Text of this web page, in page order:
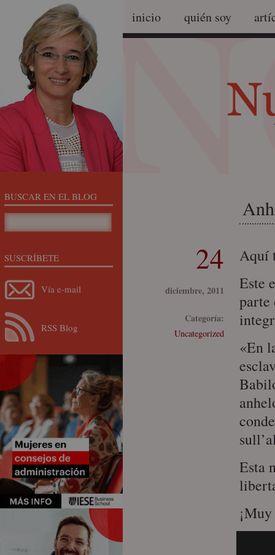
inicio quién soy
24
diciembre, 2011
Categoría:
Uncategorized
Aquí
Este
parte
«En
Esta
BUSCAR EN EL BLOG
SUSCRÍBETE
Vía e-mail
RSS Blog